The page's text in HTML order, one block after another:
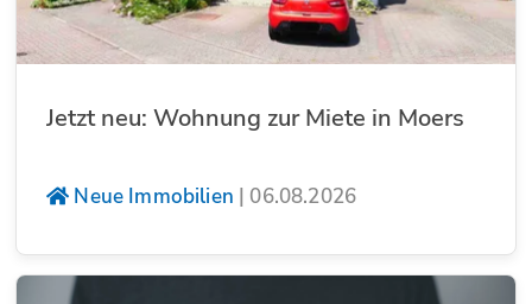
Jetzt neu: Wohnung zur Miete in Moers
Neue Immobilien | 06.08.2026